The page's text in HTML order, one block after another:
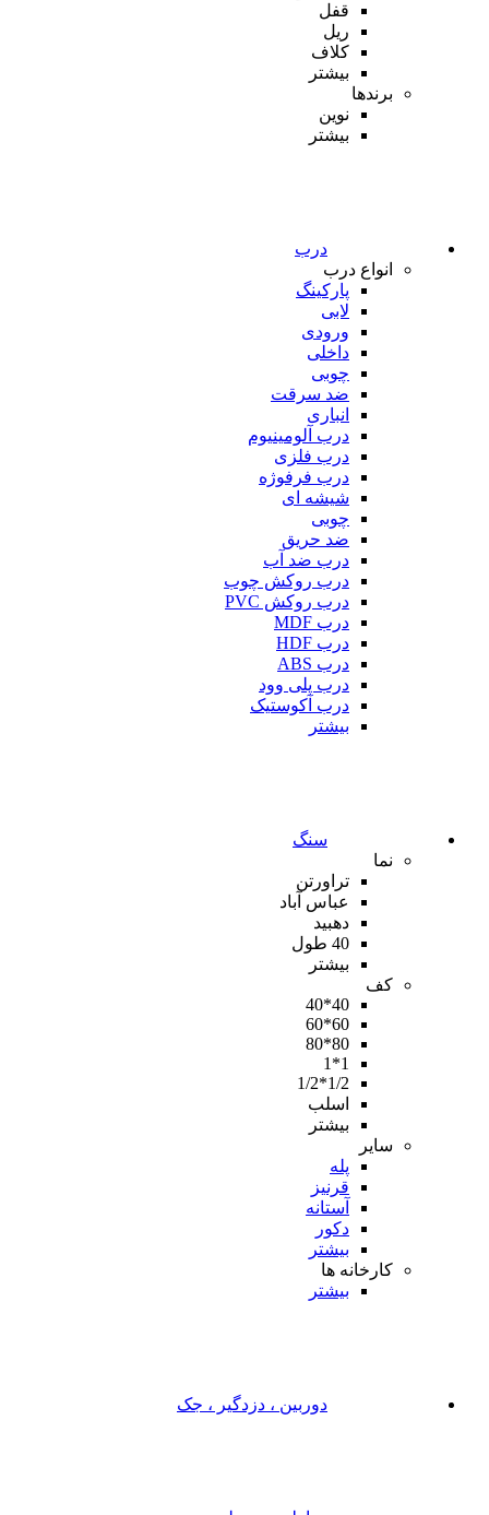
قفل
ریل
کلاف
بیشتر
برندها
نوین
بیشتر
درب
انواع درب
پارکینگ
لابی
ورودی
داخلی
چوبی
ضد سرقت
انباری
درب آلومینیوم
درب فلزی
درب فرفوژه
شیشه ای
چوبی
ضد حریق
درب ضد آب
درب روکش چوب
درب روکش PVC
درب MDF
درب HDF
درب ABS
درب پلی وود
درب آکوستیک
بیشتر
سنگ
نما
تراورتن
عباس آباد
دهبید
40 طول
بیشتر
کف
40*40
60*60
80*80
1*1
1/2*1/2
اسلب
بیشتر
سایر
پله
قرنیز
آستانه
دکور
بیشتر
کارخانه ها
بیشتر
دوربین ، دزدگیر ، جک